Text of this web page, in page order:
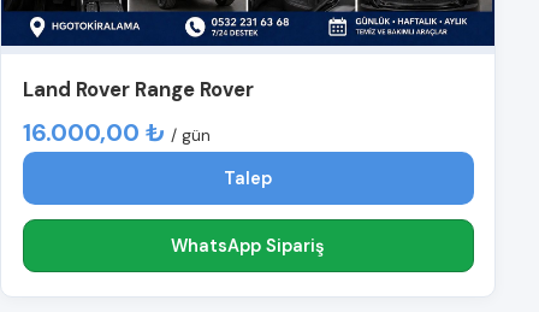
Land Rover Range Rover
16.000,00 ₺ / gün
Talep
WhatsApp Sipariş